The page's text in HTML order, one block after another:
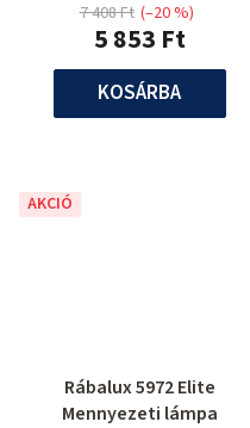
5 853 Ft
7 408 Ft (–20 %)
KOSÁRBA
AKCIÓ
Rábalux 5972 Elite
Mennyezeti lámpa